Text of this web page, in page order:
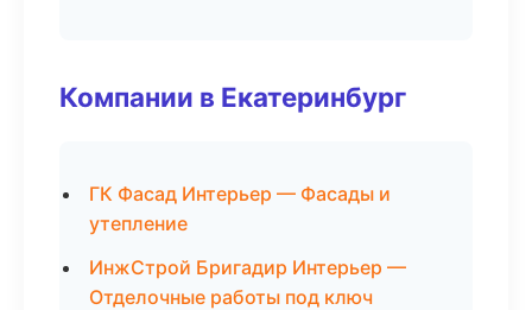
Компании в Екатеринбург
ГК Фасад Интерьер — Фасады и
утепление
ИнжСтрой Бригадир Интерьер —
Отделочные работы под ключ